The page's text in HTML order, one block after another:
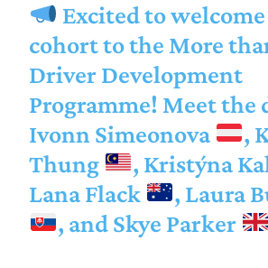
Excited to
cohort to the More
Driver Development
Programme! Meet the
Ivonn Simeonova
,
Thung
, Kristýna
Lana Flack
, Laura
, and Skye Parker